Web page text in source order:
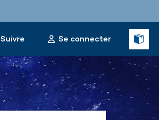
Suivre Se connecter